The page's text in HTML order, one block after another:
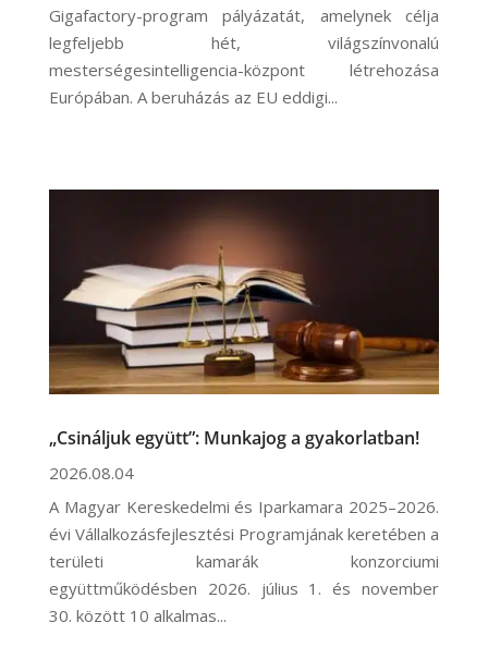
Gigafactory-program pályázatát, amelynek célja
legfeljebb hét, világszínvonalú
mesterségesintelligencia-központ létrehozása
Európában. A beruházás az EU eddigi...
„Csináljuk együtt”: Munkajog a gyakorlatban!
2026.08.04
A Magyar Kereskedelmi és Iparkamara 2025–2026.
évi Vállalkozásfejlesztési Programjának keretében a
területi kamarák konzorciumi
együttműködésben 2026. július 1. és november
30. között 10 alkalmas...